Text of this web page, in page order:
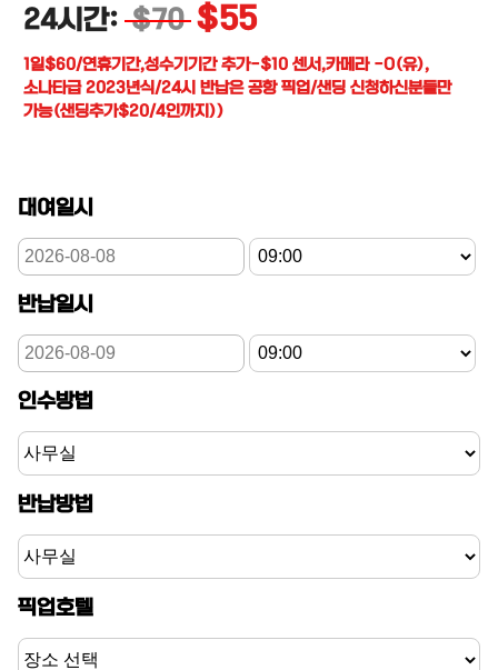
24시간: $70$55
1일$60/연휴기간,성수기기간 추가-$10 센서,카메라 -O(유),
소나타급 2023년식/24시 반납은 공항 픽업/샌딩 신청하신분들만
가능(샌딩추가$20/4인까지))
대여일시
반납일시
인수방법
반납방법
픽업호텔